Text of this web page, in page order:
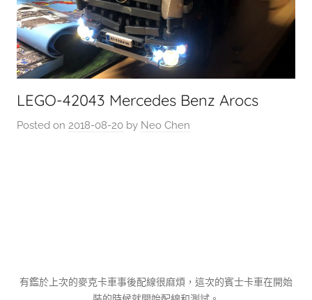
LEGO-42043 Mercedes Benz Arocs
Posted on 2018-08-20 by Neo Chen
有鑑於上次的麥克卡車事後配線很麻煩，這次的賓士卡車在開始